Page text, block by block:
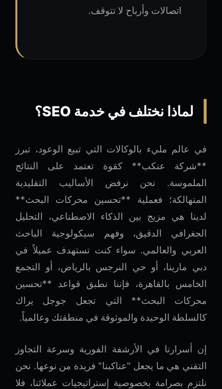
اتصالات وأرباح لا تتوقف.
لماذا نختلف في خدمة SEO؟
في عالم مليء بالوكالات التي تبيع الوعود، تبرز
**شركة عنكب** كقوة تعتمد على النتائج
الملموسة. نحن نرفض الأساليب التقليدية
المتهالكة؛ فعملية **تحسين محركات البحث**
لدينا هي مزيج بين الذكاء الاصطناعي، التحليل
الجغرافي الدقيق، وفهم سيكولوجية الباحث
العربي والعالمي. سواء كنت تستهدف عميلاً في
دبي مارينا، أو حي النرجس بالرياض، أو التجمع
الخامس بالقاهرة، فإننا نطبق قواعد **تحسين
محركات البحث** التي تجعل جوجل يراك
كالسلطة الوحيدة والموثوقة في منطقتك وعالمياً.
إن أسرارنا في الأرشفة الفورية وسرعة التجاوز
التقني هي ما يجعل "عناكبنا" فريدة من نوعها. نحن
نلتزم بصرامة بخصوصية إستراتيجيات عملائنا، فلا